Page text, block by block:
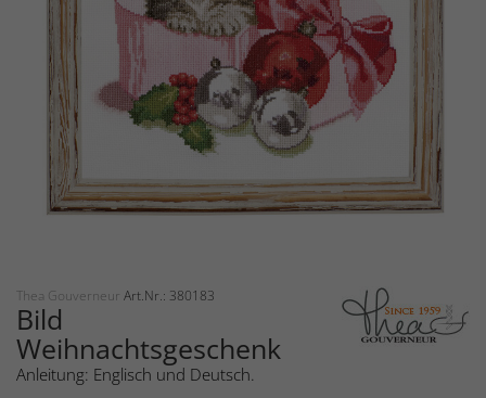
Thea Gouverneur Art.Nr.: 380183
Bild
Weihnachtsgeschenk
Anleitung: Englisch und Deutsch.